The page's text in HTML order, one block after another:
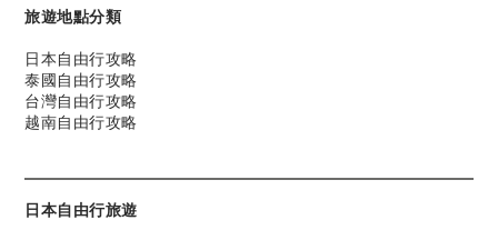
旅遊地點分類
日本自由行攻略
泰國自由行攻略
台灣自由行攻略
越南自由行攻略
日本自由行旅遊